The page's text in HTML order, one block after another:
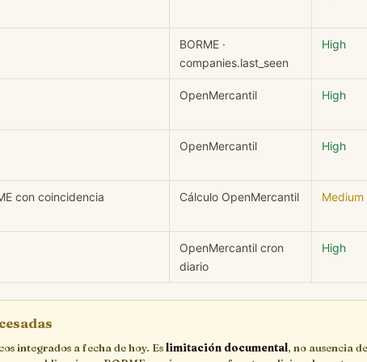
BORME ·
companies.last_seen
High
OpenMercantil High
OpenMercantil High
con coincidencia
Cálculo OpenMercantil Medium
OpenMercantil cron
diario
High
integrados a fecha de hoy. Eslimitación documental, no ausencia